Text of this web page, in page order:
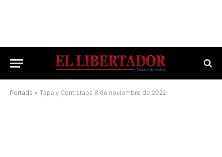
Portada » Tapa y Contratapa 8 de noviembre de 2022